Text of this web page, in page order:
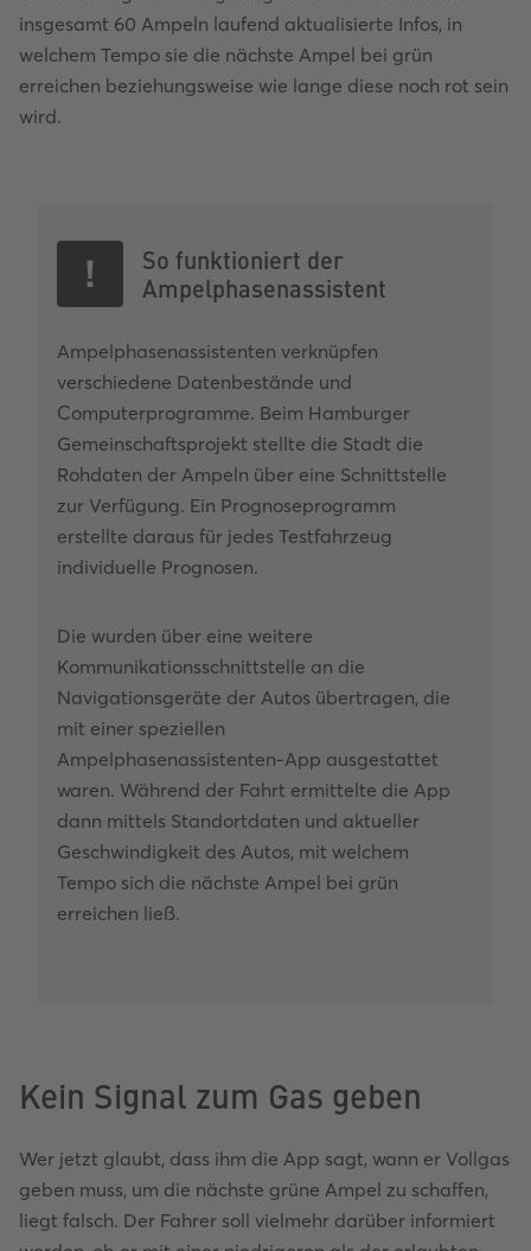
insgesamt 60 Ampeln laufend aktualisierte Infos, in
welchem Tempo sie die nächste Ampel bei grün
erreichen beziehungsweise wie lange diese noch rot sein
wird.
So funktioniert der
Ampelphasenassistent
Ampelphasenassistenten verknüpfen
verschiedene Datenbestände und
Computerprogramme. Beim Hamburger
Gemeinschaftsprojekt stellte die Stadt die
Rohdaten der Ampeln über eine Schnittstelle
zur Verfügung. Ein Prognoseprogramm
erstellte daraus für jedes Testfahrzeug
individuelle Prognosen.
Die wurden über eine weitere
Kommunikationsschnittstelle an die
Navigationsgeräte der Autos übertragen, die
mit einer speziellen
Ampelphasenassistenten-App ausgestattet
waren. Während der Fahrt ermittelte die App
dann mittels Standortdaten und aktueller
Geschwindigkeit des Autos, mit welchem
Tempo sich die nächste Ampel bei grün
erreichen ließ.
Kein Signal zum Gas geben
Wer jetzt glaubt, dass ihm die App sagt, wann er Vollgas
geben muss, um die nächste grüne Ampel zu schaffen,
liegt falsch. Der Fahrer soll vielmehr darüber informiert